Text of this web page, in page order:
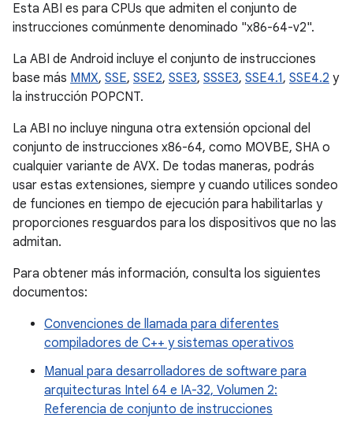
Esta ABI es para CPUs que admiten el conjunto de
instrucciones comúnmente denominado "x86-64-v2".
La ABI de Android incluye el conjunto de instrucciones
base más MMX, SSE, SSE2, SSE3, SSSE3, SSE4.1, SSE4.2 y
la instrucción POPCNT.
La ABI no incluye ninguna otra extensión opcional del
conjunto de instrucciones x86-64, como MOVBE, SHA o
cualquier variante de AVX. De todas maneras, podrás
usar estas extensiones, siempre y cuando utilices sondeo
de funciones en tiempo de ejecución para habilitarlas y
proporciones resguardos para los dispositivos que no las
admitan.
Para obtener más información, consulta los siguientes
documentos:
Convenciones de llamada para diferentes
compiladores de C++ y sistemas operativos
Manual para desarrolladores de software para
arquitecturas Intel 64 e IA-32, Volumen 2:
Referencia de conjunto de instrucciones